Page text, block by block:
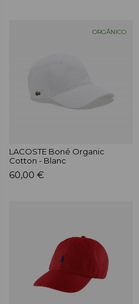
ORGÂNICO
LACOSTE Boné Organic
Cotton - Blanc
60,00 €